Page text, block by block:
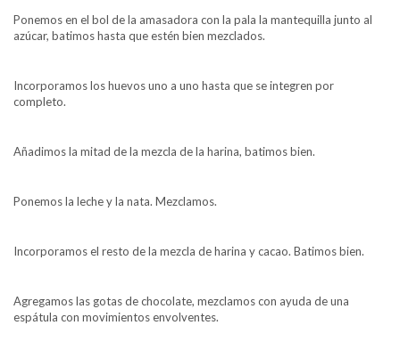
Ponemos en el bol de la amasadora con la pala la mantequilla junto al
azúcar, batimos hasta que estén bien mezclados.
Incorporamos los huevos uno a uno hasta que se integren por
completo.
Añadimos la mitad de la mezcla de la harina, batimos bien.
Ponemos la leche y la nata. Mezclamos.
Incorporamos el resto de la mezcla de harina y cacao. Batimos bien.
Agregamos las gotas de chocolate, mezclamos con ayuda de una
espátula con movimientos envolventes.